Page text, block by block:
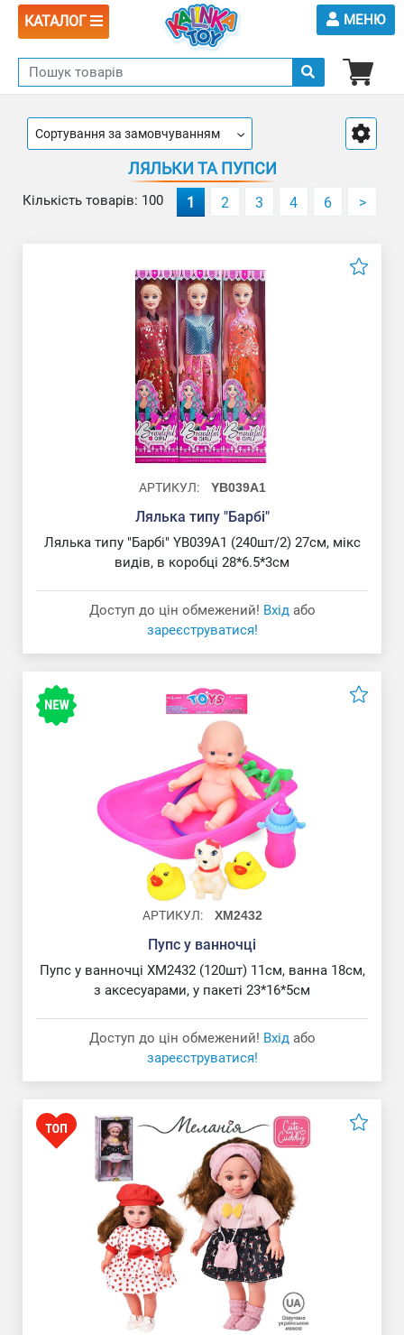
КАТАЛОГ МЕНЮ
Сортування за замовчуванням
ЛЯЛЬКИ ТА ПУПСИ
1 2 3 4 6 >
Кількість товарів: 100
АРТИКУЛ: YB039A1
Лялька типу "Барбі"
Лялька типу "Барбі" YB039A1 (240шт/2) 27см, мікс
видів, в коробці 28*6.5*3см
Доступ до цін обмежений! Вхід або
зареєструватися!
АРТИКУЛ: XM2432
Пупс у ванночці
Пупс у ванночці XM2432 (120шт) 11см, ванна 18см,
з аксесуарами, у пакеті 23*16*5см
Доступ до цін обмежений! Вхід або
зареєструватися!